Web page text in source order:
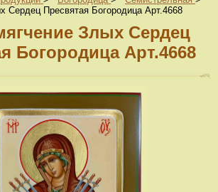
Сердец Пресвятая Богородица Арт.4668
Злых Сердец
Богородица Арт.4668